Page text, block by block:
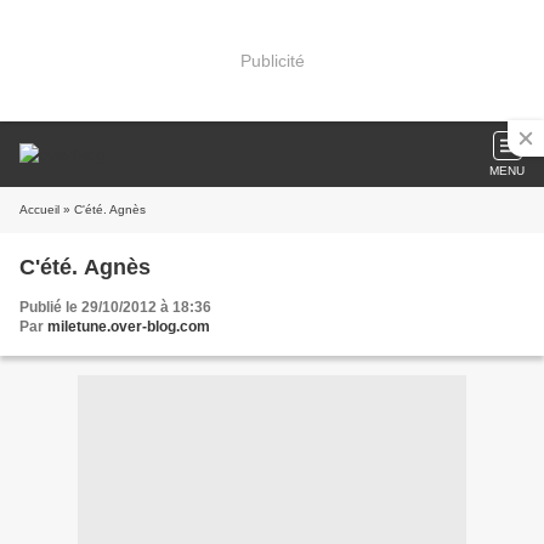
Publicité
MENU
Accueil » C'été. Agnès
C'été. Agnès
Publié le 29/10/2012 à 18:36
Par miletune.over-blog.com